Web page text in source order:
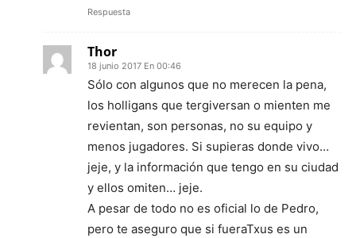
Respuesta
Thor
18 junio 2017 En 00:46
Sólo con algunos que no merecen la pena,
los holligans que tergiversan o mienten me
revientan, son personas, no su equipo y
menos jugadores. Si supieras donde vivo…
jeje, y la información que tengo en su ciudad
y ellos omiten… jeje.
A pesar de todo no es oficial lo de Pedro,
pero te aseguro que si fueraTxus es un